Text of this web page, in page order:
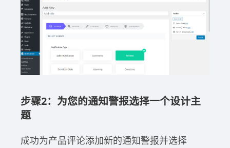
步骤2：为您的通知警报选择一个设计主
题
成功为产品评论添加新的通知警报并选择